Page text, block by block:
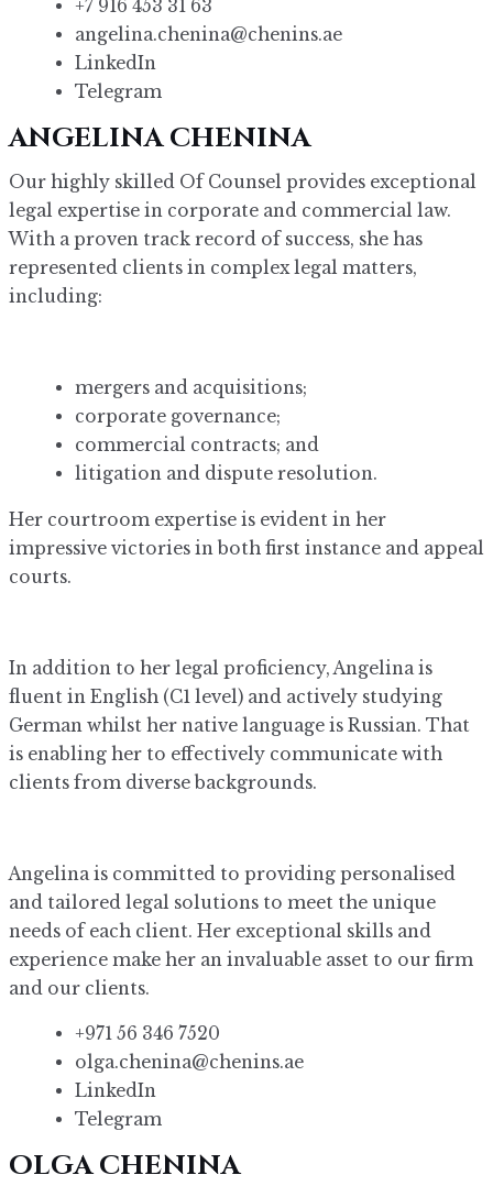
+7 916 453 31 63
angelina.chenina@chenins.ae
LinkedIn
Telegram
ANGELINA CHENINA
Our highly skilled Of Counsel provides exceptional
legal expertise in corporate and commercial law.
With a proven track record of success, she has
represented clients in complex legal matters,
including:
mergers and acquisitions;
corporate governance;
commercial contracts; and
litigation and dispute resolution.
Her courtroom expertise is evident in her
impressive victories in both first instance and appeal
courts.
In addition to her legal proficiency, Angelina is
fluent in English (C1 level) and actively studying
German whilst her native language is Russian. That
is enabling her to effectively communicate with
clients from diverse backgrounds.
Angelina is committed to providing personalised
and tailored legal solutions to meet the unique
needs of each client. Her exceptional skills and
experience make her an invaluable asset to our firm
and our clients.
+971 56 346 7520
olga.chenina@chenins.ae
LinkedIn
Telegram
OLGA CHENINA